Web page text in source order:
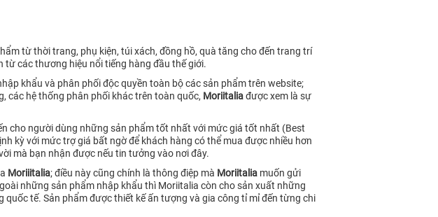
từ thời trang, phụ kiện, túi xách, đồng hồ, quà tăng cho đến trang trí
từ các thương hiệu nổi tiếng hàng đầu thế giới.
khẩu và phân phối độc quyền toàn bộ các sản phẩm trên website;
các hệ thống phân phối khác trên toàn quốc, Moriitaliađược xem là sự
cho người dùng những sản phẩm tốt nhất với mức giá tốt nhất (Best
kỳ với mức trợ giá bất ngờ để khách hàng có thể mua được nhiều hơn
mà bạn nhận được nếu tin tưởng vào nơi đây.
Moriiitalia; điều này cũng chính là thông điệp mà Moriitalia muốn gửi
những sản phẩm nhập khẩu thì Moriitalia còn cho sản xuất những
tế. Sản phẩm được thiết kế ấn tượng và gia công tỉ mỉ đến từng chi